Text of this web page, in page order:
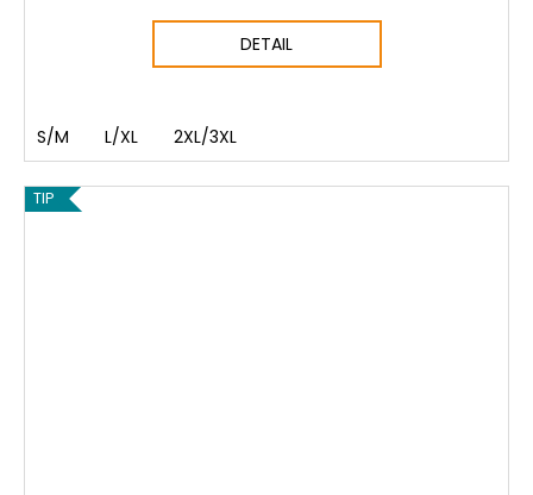
DETAIL
S/M L/XL 2XL/3XL
TIP